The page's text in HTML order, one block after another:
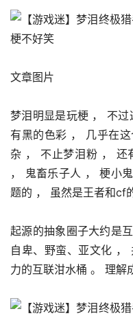
文章图片
梦泪明显是玩梗 ， 不
有黑的色彩 ， 几乎在
杂 ， 不止梦泪粉 ， 还
， 鬼畜乐子人 ， 梗小
题的 ， 虽然是王者和cf
起源的抽象圈子大约是
自卑、野蛮、亚文化
力的互联泔水桶 。 理解